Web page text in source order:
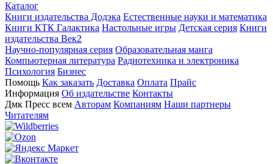
Каталог
Книги издательства Додэка Естественные науки и математика
Книги КТК Галактика Настольные игры Детская серия Книги
издательства Век2
Научно-популярная серия Образовательная манга
Компьютерная литература Радиотехника и электроника
Психология Бизнес
Помощь Как заказать Доставка Оплата Прайс
Информация Об издательстве Контакты
Дмк Пресс всем Авторам Компаниям Наши партнеры
Читателям